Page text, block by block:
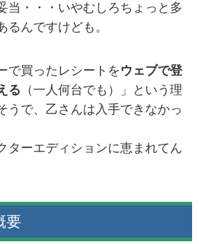
当・・・いやむしろちょっと多
るんですけども。
で買ったレシートを ウェブで登
る （一人何台でも）」という理
うで、乙さんは入手できなかっ
ターエディションに恵まれてん
要